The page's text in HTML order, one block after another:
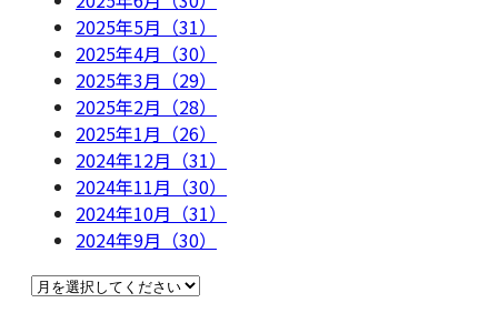
2025年5月（31）
2025年4月（30）
2025年3月（29）
2025年2月（28）
2025年1月（26）
2024年12月（31）
2024年11月（30）
2024年10月（31）
2024年9月（30）